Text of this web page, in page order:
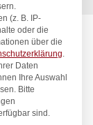
(z. B. IP-
oder die
über die
.
Daten
Ihre Auswahl
Bitte
sind.